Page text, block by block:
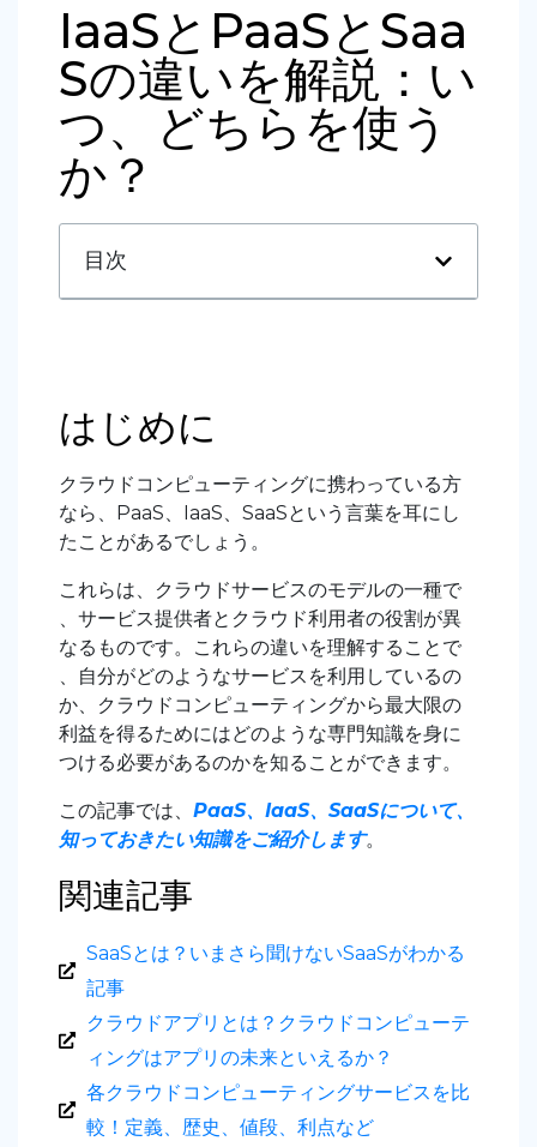
IaaSとPaaSとSaa
Sの違いを解説：い
つ、どちらを使う
か？
目次
はじめに
クラウドコンピューティングに携わっている方
なら、PaaS、IaaS、SaaSという言葉を耳にし
たことがあるでしょう。
これらは、クラウドサービスのモデルの一種で
、サービス提供者とクラウド利用者の役割が異
なるものです。これらの違いを理解することで
、自分がどのようなサービスを利用しているの
か、クラウドコンピューティングから最大限の
利益を得るためにはどのような専門知識を身に
つける必要があるのかを知ることができます。
この記事では、 PaaS、IaaS、SaaSについて、
知っておきたい知識をご紹介します。
関連記事
SaaSとは？いまさら聞けないSaaSがわかる
記事
クラウドアプリとは？クラウドコンピューテ
ィングはアプリの未来といえるか？
各クラウドコンピューティングサービスを比
較！定義、歴史、値段、利点など